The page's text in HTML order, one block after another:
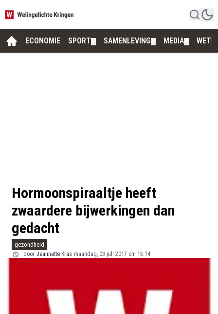
ECONOMIE SPORT SAMENLEVING MEDIA
Hormoonspiraaltje heeft
zwaardere bijwerkingen dan
gedacht
gezondheid
door Jeannette Kras maandag, 03 juli 2017 om 15:14